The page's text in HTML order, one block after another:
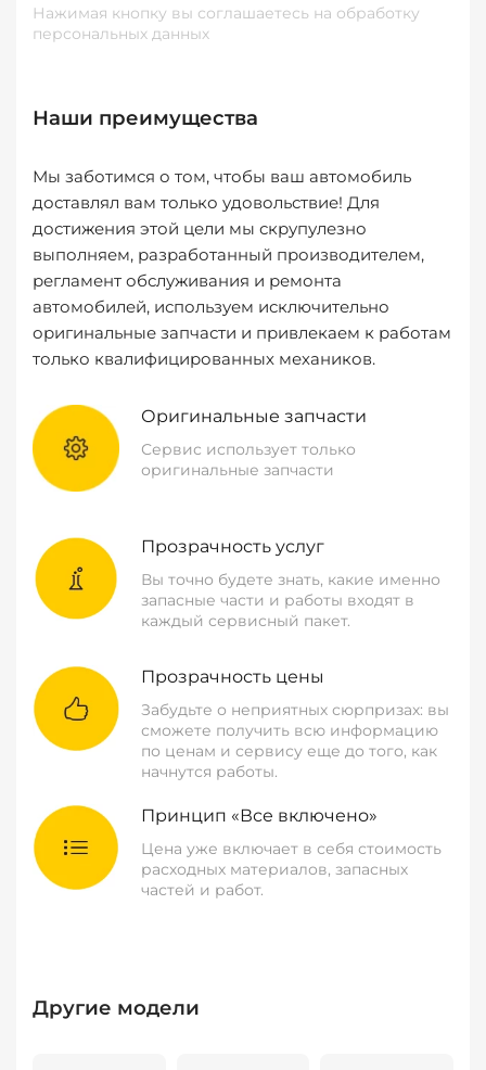
Нажимая кнопку вы соглашаетесь на обработку
персональных данных
Наши преимущества
Мы заботимся о том, чтобы ваш автомобиль
доставлял вам только удовольствие! Для
достижения этой цели мы скрупулезно
выполняем, разработанный производителем,
регламент обслуживания и ремонта
автомобилей, используем исключительно
оригинальные запчасти и привлекаем к работам
только квалифицированных механиков.
Оригинальные запчасти
Сервис использует только
оригинальные запчасти
Прозрачность услуг
Вы точно будете знать, какие именно
запасные части и работы входят в
каждый сервисный пакет.
Прозрачность цены
Забудьте о неприятных сюрпризах: вы
сможете получить всю информацию
по ценам и сервису еще до того, как
начнутся работы.
Принцип «Все включено»
Цена уже включает в себя стоимость
расходных материалов, запасных
частей и работ.
Другие модели